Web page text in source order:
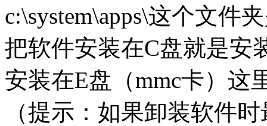
c:\system\apps\这个文件
把软件安装在C盘就是安
安装在E盘（mmc卡）这
（提示：如果卸装软件